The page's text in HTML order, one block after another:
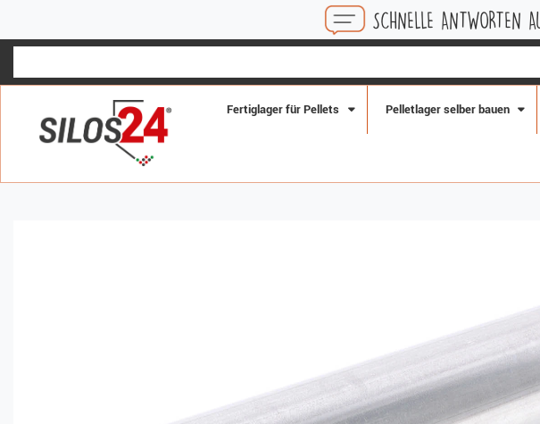
SCHNELLE ANTWORTEN AUF ALLE FRAGEN
Fertiglager für Pellets Pelletlager selber bauen